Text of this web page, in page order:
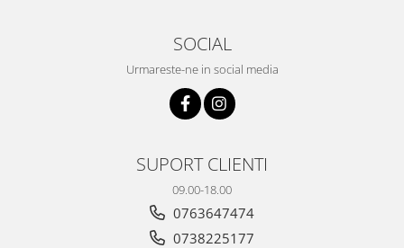
SOCIAL
Urmareste-ne in social media
SUPORT CLIENTI
09.00-18.00
0763647474
0738225177